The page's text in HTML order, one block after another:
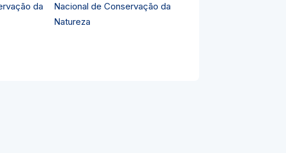
Nacional de Conservação da
Natureza